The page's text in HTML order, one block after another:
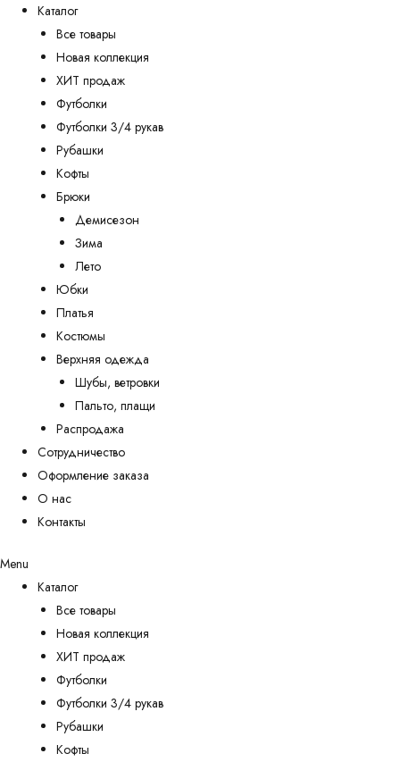
Каталог
Все товары
Новая коллекция
ХИТ продаж
Футболки
Футболки 3/4 рукав
Рубашки
Кофты
Брюки
Демисезон
Зима
Лето
Юбки
Платья
Костюмы
Верхняя одежда
Шубы, ветровки
Пальто, плащи
Распродажа
Сотрудничество
Оформление заказа
О нас
Контакты
Menu
Каталог
Все товары
Новая коллекция
ХИТ продаж
Футболки
Футболки 3/4 рукав
Рубашки
Кофты